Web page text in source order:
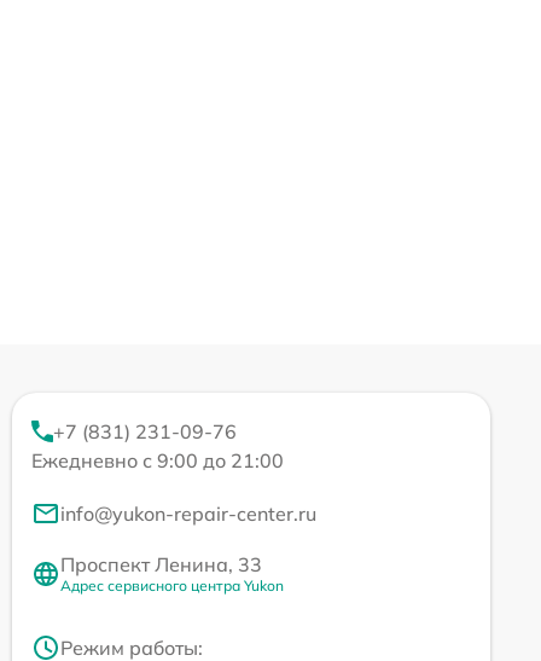
+7 (831) 231-09-76
Ежедневно с 9:00 до 21:00
info@yukon-repair-center.ru
Проспект Ленина, 33
Адрес сервисного центра Yukon
Режим работы: